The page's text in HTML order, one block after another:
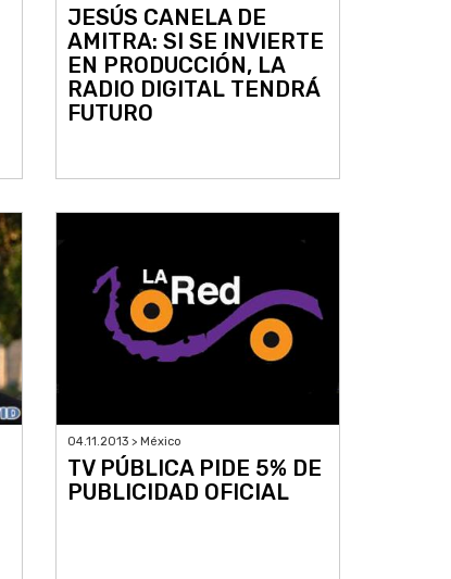
JESÚS CANELA DE
AMITRA: SI SE INVIERTE
EN PRODUCCIÓN, LA
RADIO DIGITAL TENDRÁ
FUTURO
04.11.2013 > México
TV PÚBLICA PIDE 5% DE
PUBLICIDAD OFICIAL